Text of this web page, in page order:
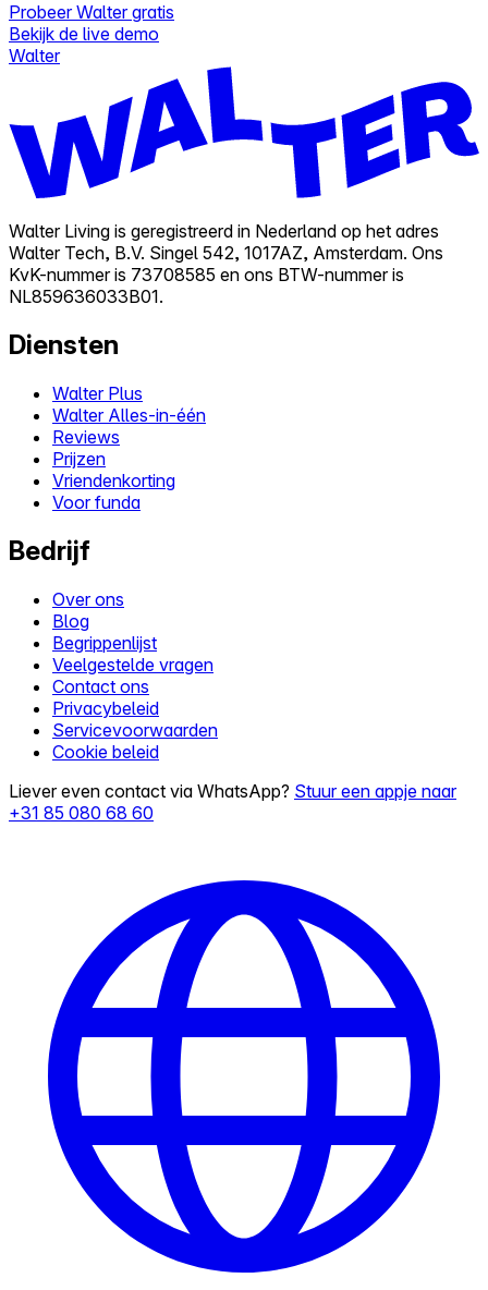
Probeer Walter gratis
Bekijk de live demo
Walter
Walter Living is geregistreerd in Nederland op het adres
Walter Tech, B.V. Singel 542, 1017AZ, Amsterdam. Ons
KvK-nummer is 73708585 en ons BTW-nummer is
NL859636033B01.
Diensten
Walter Plus
Walter Alles-in-één
Reviews
Prijzen
Vriendenkorting
Voor funda
Bedrijf
Over ons
Blog
Begrippenlijst
Veelgestelde vragen
Contact ons
Privacybeleid
Servicevoorwaarden
Cookie beleid
Liever even contact via WhatsApp? Stuur een appje naar
+31 85 080 68 60